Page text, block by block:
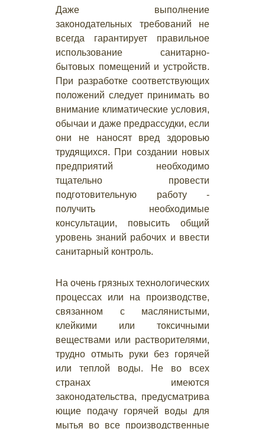
Даже выполнение
законодательных требований не
всегда гарантирует правильное
использование санитарно-
бытовых помещений и устройств.
При разработке соответствующих
положений следует принимать во
внимание климатические условия,
обычаи и даже предрассудки, если
они не наносят вред здоровью
трудящихся. При создании новых
предприятий необходимо
тщательно провести
подготовительную работу -
получить необходимые
консультации, повысить общий
уровень знаний рабочих и ввести
санитарный контроль.
На очень грязных технологических
процессах или на производстве,
связанном с маслянистыми,
клейкими или токсичными
веществами или растворителями,
трудно отмыть руки без горячей
или теплой воды. Не во всех
странах имеются
законодательства, предусматрива
ющие подачу горячей воды для
мытья во все производственные